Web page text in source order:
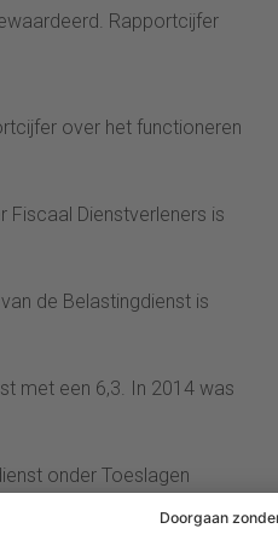
Rapportcijfer
over het functioneren
Dienstverleners is
de Belastingdienst is
met een 6,3. In 2014 was
onder Toeslagen
het rapportcijfer is